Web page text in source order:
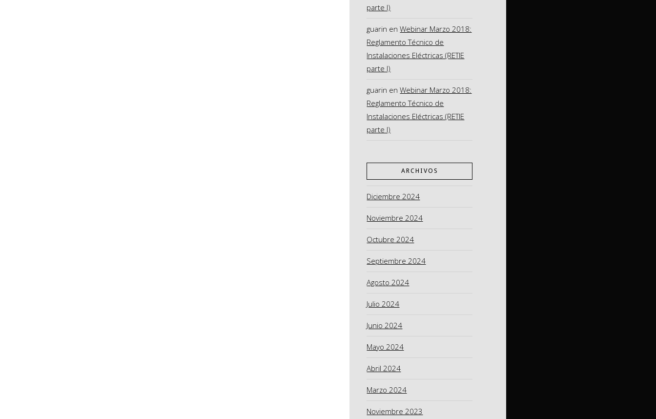
parte I)
guarin enWebinar Marzo 2018:
Reglamento Técnico de
Instalaciones Eléctricas (RETIE
parte I)
guarin enWebinar Marzo 2018:
Reglamento Técnico de
Instalaciones Eléctricas (RETIE
parte I)
ARCHIVOS
Diciembre 2024
Noviembre 2024
Octubre 2024
Septiembre 2024
Agosto 2024
Julio 2024
Junio 2024
Mayo 2024
Abril 2024
Marzo 2024
Noviembre 2023